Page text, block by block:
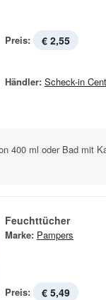
Preis: € 2,55
Händler: Scheck-in
400 ml oder Bad mit
Feuchttücher
Marke: Pampers
Preis: € 5,49